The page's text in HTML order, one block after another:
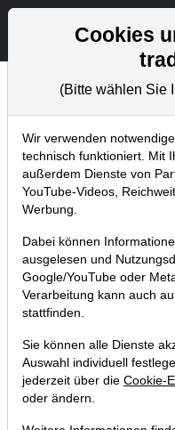
Trader-Blog
Home Blog Trader-
420 Mrd. USD
der Megatrend
09.01.2024 um 12:31 Uhr |
Cookies
(Bitte wählen Sie
Wir verwenden
technisch funktioniert. Mit
außerdem Dienste von
YouTube-Videos,
Werbung.
Dabei können
ausgelesen und
Google/YouTube oder
Verarbeitung kann auch
stattfinden.
Sie können alle Dienste
Auswahl individuell
jederzeit über die Cookie-
oder ändern.